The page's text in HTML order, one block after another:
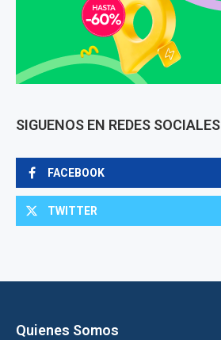
SIGUENOS EN REDES SOCIALES
FACEBOOK
TWITTER
Quienes Somos